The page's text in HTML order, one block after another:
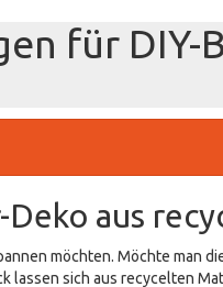
für DIY-
aus
möchten. Möchte
lassen sich aus recycelten